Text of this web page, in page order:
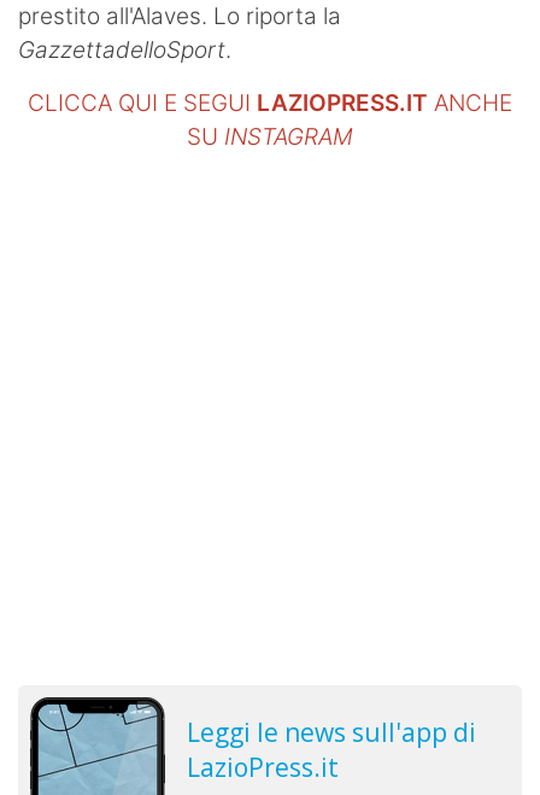
prestito all'Alaves. Lo riporta la
GazzettadelloSport.
CLICCA QUI E SEGUI LAZIOPRESS.IT ANCHE
SU INSTAGRAM